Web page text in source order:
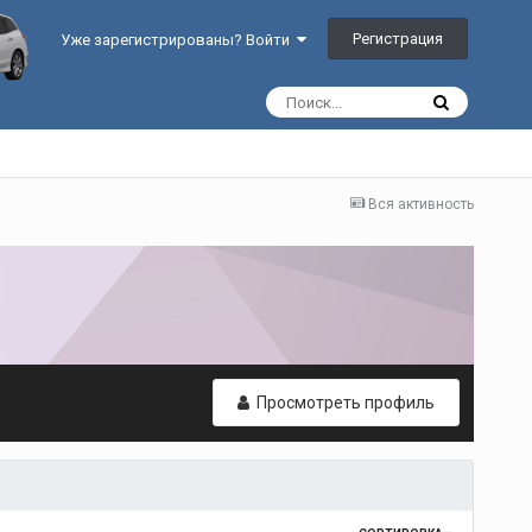
Уже зарегистрированы? Войти Регистрация
Вся активность
Просмотреть профиль